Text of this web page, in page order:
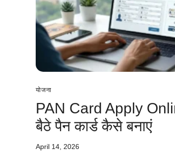
योजना
PAN Card Apply
बैठे पैन कार्ड कैसे बनाएं
April 14, 2026